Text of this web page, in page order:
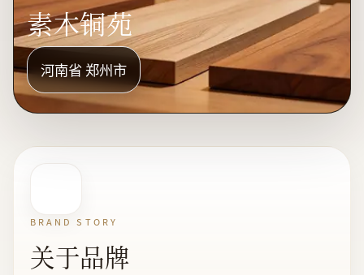
素木铜苑
河南省 郑州市
BRAND STORY
关于品牌